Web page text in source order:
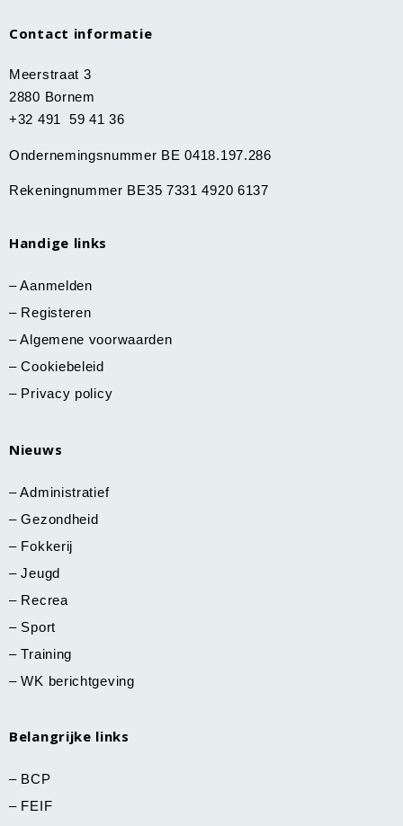
Contact informatie
Meerstraat 3
2880 Bornem
+32 491 59 41 36
Ondernemingsnummer BE 0418.197.286
Rekeningnummer BE35 7331 4920 6137
Handige links
–Aanmelden
– Registeren
–Algemene voorwaarden
–Cookiebeleid
– Privacy policy
Nieuws
–Administratief
–Gezondheid
– Fokkerij
–Jeugd
– Recrea
– Sport
–Training
–WK berichtgeving
Belangrijke links
– BCP
– FEIF